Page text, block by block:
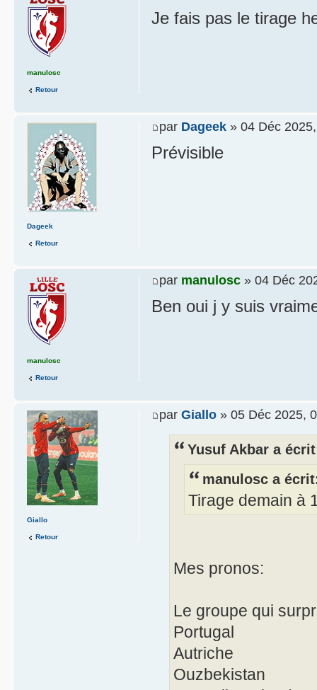
Je fais pas le tirage
manulosc
Retour
par Dageek » 04 Déc
Prévisible
Dageek
Retour
par manulosc » 04 Déc
Ben oui j y suis
manulosc
Retour
par Giallo » 05 Déc 2025,
Yusuf Akbar a
manulosc a
Tirage demain à
Mes pronos:
Le groupe qui
Portugal
Autriche
Ouzbekistan
Giallo
Retour